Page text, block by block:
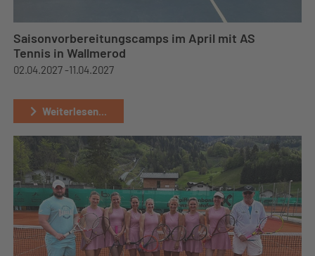
Saisonvorbereitungscamps im April mit AS
Tennis in Wallmerod
02.04.2027 -11.04.2027
Weiterlesen...